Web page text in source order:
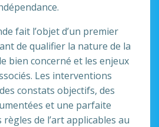
fait l’objet d’un premier
de qualifier la nature de la
bien concerné et les enjeux
Les interventions
constats objectifs, des
et une parfaite
règles de l’art applicables au